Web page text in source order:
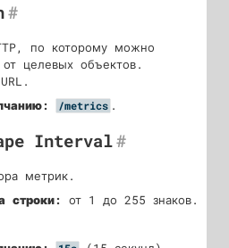
#
по которому можно
целевых объектов.
/metrics .
Interval#
метрик.
строки:
от 1 до 255 знаков.